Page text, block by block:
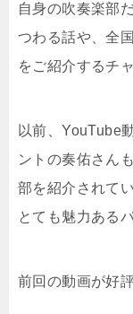
自身の吹奏楽部
つわる話や、全
をご紹介するチ
以前、YouTube
ントの奏佑さん
部を紹介されて
とても魅力ある
前回の動画が好